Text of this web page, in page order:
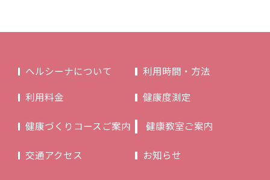
ヘルシーナについて
利用時間・方法
利用料金
健康度測定
健康づくりコースご案内 健康教室ご案内
交通アクセス お知らせ